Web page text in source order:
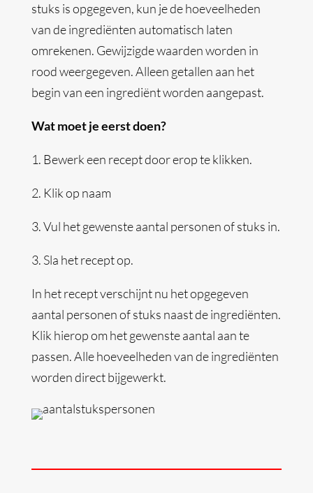
stuks is opgegeven, kun je de hoeveelheden
van de ingrediënten automatisch laten
omrekenen. Gewijzigde waarden worden in
rood weergegeven. Alleen getallen aan het
begin van een ingrediënt worden aangepast.
Wat moet je eerst doen?
1. Bewerk een recept door erop te klikken.
2. Klik op naam
3. Vul het gewenste aantal personen of stuks in.
3. Sla het recept op.
In het recept verschijnt nu het opgegeven
aantal personen of stuks naast de ingrediënten.
Klik hierop om het gewenste aantal aan te
passen. Alle hoeveelheden van de ingrediënten
worden direct bijgewerkt.